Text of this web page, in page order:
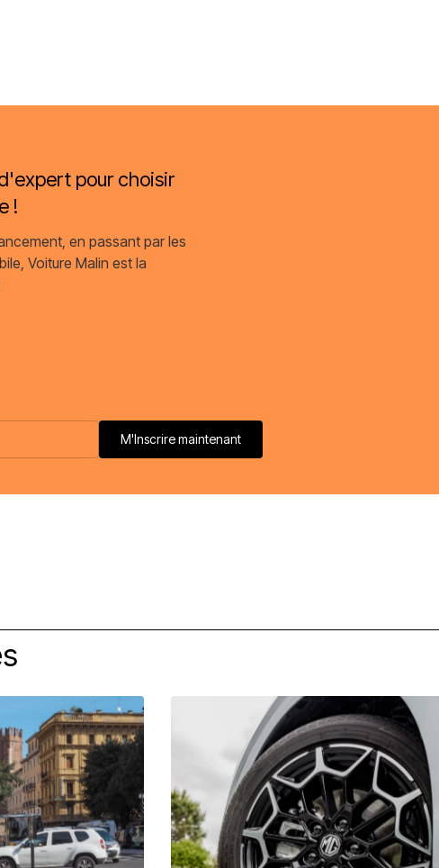
pour choisir
!
en passant par les
Voiture Malin est la